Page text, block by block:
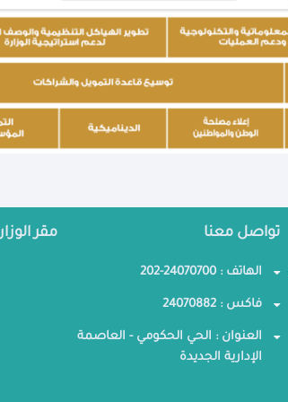
تواصل معنا
الهاتف : 24070700-202
فاكس : 24070882
العنوان : الحي الحكومي - العاصمة
الإدارية الجديدة
مقر